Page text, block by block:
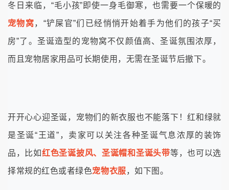
冬日来临，“毛小孩”即使一身毛御寒，也需要一个保暖的
宠物窝，“铲屎官”们已经悄悄开始着手为他们的孩子“买
房”了。圣诞造型的宠物窝不仅颜值高、圣诞氛围浓厚，
而且宠物居家用品可长期使用，无需在圣诞节后撤下。
开开心心迎圣诞，宠物们的新衣服也不能落下！红和绿就
是圣诞“王道”，卖家可以关注各种圣诞气息浓厚的装饰
品，比如红色圣诞披风、圣诞帽和圣诞头带等，也可以选
择常规的红色或者绿色宠物衣服，如下图。